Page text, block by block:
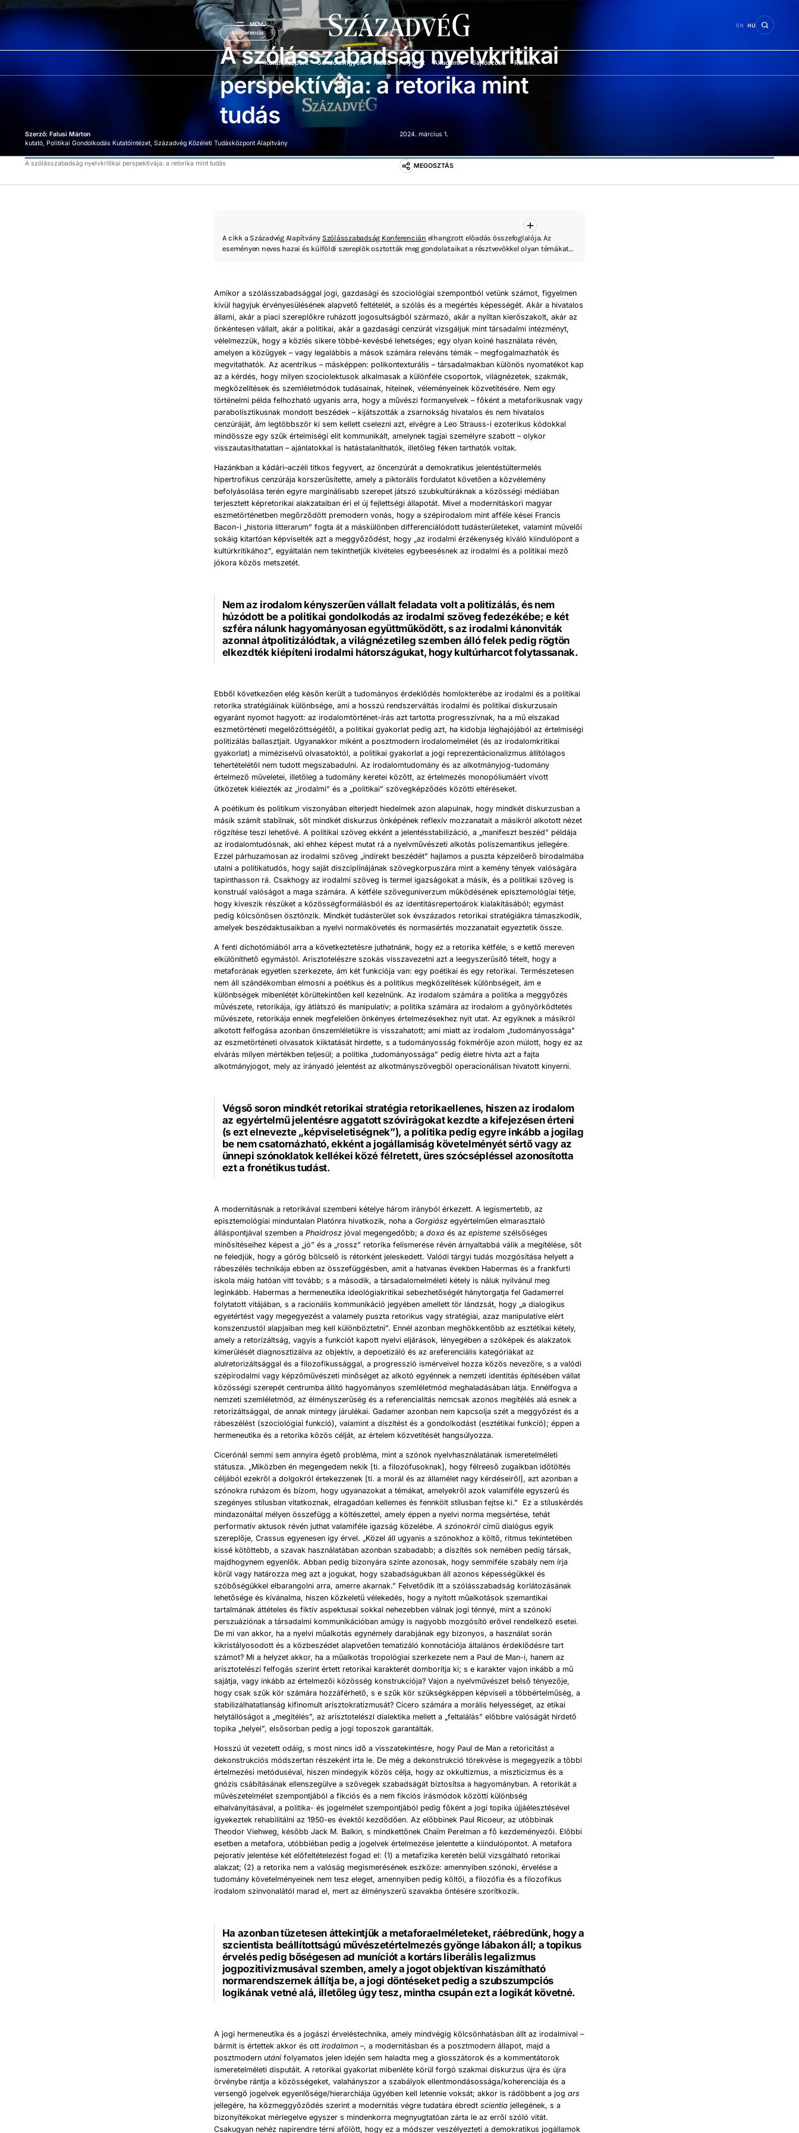
MENÜ EN HU
Kutatóközpont Gondolatfigyelő Kiadó Folyóirat Akadémia Sajtószoba Rólunk
konferencia
A szólásszabadság nyelvkritikai
perspektívája: a retorika mint
tudás
Szerző: Falusi Márton
kutató, Politikai Gondolkodás Kutatóintézet, Századvég Közéleti Tudásközpont Alapítvány
2024. március 1.
A szólásszabadság nyelvkritikai perspektívája: a retorika mint tudás MEGOSZTÁS
A cikk a Századvég Alapítvány Szólásszabadság Konferencián elhangzott előadás összefoglalója. Az
eseményen neves hazai és külföldi szereplők osztották meg gondolataikat a résztvevőkkel olyan témákat
Amikor a szólásszabadsággal jogi, gazdasági és szociológiai szempontból vetünk számot, figyelmen
kívül hagyjuk érvényesülésének alapvető feltételét, a szólás és a megértés képességét. Akár a hivatalos
állami, akár a piaci szereplőkre ruházott jogosultságból származó, akár a nyíltan kierőszakolt, akár az
önkéntesen vállalt, akár a politikai, akár a gazdasági cenzúrát vizsgáljuk mint társadalmi intézményt,
vélelmezzük, hogy a közlés sikere többé-kevésbé lehetséges; egy olyan koiné használata révén,
amelyen a közügyek – vagy legalábbis a mások számára releváns témák – megfogalmazhatók és
megvitathatók. Az acentrikus – másképpen: polikontexturális – társadalmakban különös nyomatékot kap
az a kérdés, hogy milyen szociolektusok alkalmasak a különféle csoportok, világnézetek, szakmák,
megközelítések és szemléletmódok tudásainak, hiteinek, véleményeinek közvetítésére. Nem egy
történelmi példa felhozható ugyanis arra, hogy a művészi formanyelvek – főként a metaforikusnak vagy
parabolisztikusnak mondott beszédek – kijátszották a zsarnokság hivatalos és nem hivatalos
cenzúráját, ám legtöbbször ki sem kellett cselezni azt, elvégre a Leo Strauss-i ezoterikus kódokkal
mindössze egy szűk értelmiségi elit kommunikált, amelynek tagjai személyre szabott – olykor
visszautasíthatatlan – ajánlatokkal is hatástalaníthatók, illetőleg féken tarthatók voltak.
Hazánkban a kádári–aczéli titkos fegyvert, az öncenzúrát a demokratikus jelentéstúltermelés
hipertrofikus cenzúrája korszerűsítette, amely a piktorális fordulatot követően a közvélemény
befolyásolása terén egyre marginálisabb szerepet játszó szubkultúráknak a közösségi médiában
terjesztett képretorikai alakzataiban éri el új fejlettségi állapotát. Mivel a modernitáskori magyar
eszmetörténetben megőrződött premodern vonás, hogy a szépirodalom mint afféle kései Francis
Bacon-i „historia litterarum” fogta át a máskülönben differenciálódott tudásterületeket, valamint művelői
sokáig kitartóan képviselték azt a meggyőződést, hogy „az irodalmi érzékenység kiváló kiindulópont a
kultúrkritikához”, egyáltalán nem tekinthetjük kivételes egybeesésnek az irodalmi és a politikai mező
jókora közös metszetét.
Nem az irodalom kényszerűen vállalt feladata volt a politizálás, és nem
húzódott be a politikai gondolkodás az irodalmi szöveg fedezékébe; e két
szféra nálunk hagyományosan együttműködött, s az irodalmi kánonviták
azonnal átpolitizálódtak, a világnézetileg szemben álló felek pedig rögtön
elkezdték kiépíteni irodalmi hátországukat, hogy kultúrharcot folytassanak.
Ebből következően elég későn került a tudományos érdeklődés homlokterébe az irodalmi és a politikai
retorika stratégiáinak különbsége, ami a hosszú rendszerváltás irodalmi és politikai diskurzusain
egyaránt nyomot hagyott: az irodalomtörténet-írás azt tartotta progresszívnak, ha a mű elszakad
eszmetörténeti megelőzöttségétől, a politikai gyakorlat pedig azt, ha kidobja léghajójából az értelmiségi
politizálás ballasztjait. Ugyanakkor miként a posztmodern irodalomelmélet (és az irodalomkritikai
gyakorlat) a miméziselvű olvasatoktól, a politikai gyakorlat a jogi reprezentácionalizmus állítólagos
tehertételétől nem tudott megszabadulni. Az irodalomtudomány és az alkotmányjog-tudomány
értelmező műveletei, illetőleg a tudomány keretei között, az értelmezés monopóliumáért vívott
ütközetek kiélezték az „irodalmi” és a „politikai” szövegképződés közötti eltéréseket.
A poétikum és politikum viszonyában elterjedt hiedelmek azon alapulnak, hogy mindkét diskurzusban a
másik számít stabilnak, sőt mindkét diskurzus önképének reflexív mozzanatait a másikról alkotott nézet
rögzítése teszi lehetővé. A politikai szöveg ekként a jelentésstabilizáció, a „manifeszt beszéd” példája
az irodalomtudósnak, aki ehhez képest mutat rá a nyelvművészeti alkotás poliszemantikus jellegére.
Ezzel párhuzamosan az irodalmi szöveg „indirekt beszédét” hajlamos a puszta képzelőerő birodalmába
utalni a politikatudós, hogy saját diszciplínájának szövegkorpuszára mint a kemény tények valóságára
tapinthasson rá. Csakhogy az irodalmi szöveg is termel igazságokat a másik, és a politikai szöveg is
konstruál valóságot a maga számára. A kétféle szöveguniverzum működésének episztemológiai tétje,
hogy kiveszik részüket a közösségformálásból és az identitásrepertoárok kialakításából; egymást
pedig kölcsönösen ösztönzik. Mindkét tudásterület sok évszázados retorikai stratégiákra támaszkodik,
amelyek beszédaktusaikban a nyelvi normakövetés és normasértés mozzanatait egyeztetik össze.
A fenti dichotómiából arra a következtetésre juthatnánk, hogy ez a retorika kétféle, s e kettő mereven
elkülöníthető egymástól. Arisztotelészre szokás visszavezetni azt a leegyszerűsítő tételt, hogy a
metaforának egyetlen szerkezete, ám két funkciója van: egy poétikai és egy retorikai. Természetesen
nem áll szándékomban elmosni a poétikus és a politikus megközelítések különbségeit, ám e
különbségek mibenlétét körültekintően kell kezelnünk. Az irodalom számára a politika a meggyőzés
művészete, retorikája, így átlátszó és manipulatív; a politika számára az irodalom a gyönyörködtetés
művészete, retorikája ennek megfelelően önkényes értelmezésekhez nyit utat. Az egyiknek a másikról
alkotott felfogása azonban önszemléletükre is visszahatott; ami miatt az irodalom „tudományossága”
az eszmetörténeti olvasatok kiiktatását hirdette, s a tudományosság fokmérője azon múlott, hogy ez az
elvárás milyen mértékben teljesül; a politika „tudományossága” pedig életre hívta azt a fajta
alkotmányjogot, mely az irányadó jelentést az alkotmányszövegből operacionálisan hivatott kinyerni.
Végső soron mindkét retorikai stratégia retorikaellenes, hiszen az irodalom
az egyértelmű jelentésre aggatott szóvirágokat kezdte a kifejezésen érteni
(s ezt elnevezte „képviseletiségnek”), a politika pedig egyre inkább a jogilag
be nem csatornázható, ekként a jogállamiság követelményét sértő vagy az
ünnepi szónoklatok kellékei közé félretett, üres szócsépléssel azonosította
ezt a fronétikus tudást.
A modernitásnak a retorikával szembeni kételye három irányból érkezett. A legismertebb, az
episztemológiai minduntalan Platónra hivatkozik, noha aGorgiászegyértelműen elmarasztaló
álláspontjával szemben aPhaidroszjóval megengedőbb; adoxa és azepisteme szélsőséges
minősítéseihez képest a „jó” és a „rossz” retorika felismerése révén árnyaltabbá válik a megítélése, sőt
ne feledjük, hogy a görög bölcselő is rétorként jeleskedett. Valódi tárgyi tudás mozgósítása helyett a
rábeszélés technikája ebben az összefüggésben, amit a hatvanas években Habermas és a frankfurti
iskola máig hatóan vitt tovább; s a második, a társadalomelméleti kétely is náluk nyilvánul meg
leginkább. Habermas a hermeneutika ideológiakritikai sebezhetőségét hánytorgatja fel Gadamerrel
folytatott vitájában, s a racionális kommunikáció jegyében amellett tör lándzsát, hogy „a dialogikus
egyetértést vagy megegyezést a valamely puszta retorikus vagy stratégiai, azaz manipulatíve elért
konszenzustól alapjaiban meg kell különböztetni”. Ennél azonban meghökkentőbb az esztétikai kétely,
amely a retorizáltság, vagyis a funkciót kapott nyelvi eljárások, lényegében a szóképek és alakzatok
kimerülését diagnosztizálva az objektív, a depoetizáló és az areferenciális kategóriákat az
alulretorizáltsággal és a filozofikussággal, a progresszió ismérveivel hozza közös nevezőre, s a valódi
szépirodalmi vagy képzőművészeti minőséget az alkotó egyénnek a nemzeti identitás építésében vállat
közösségi szerepét centrumba állító hagyományos szemléletmód meghaladásában látja. Ennélfogva a
nemzeti szemléletmód, az élményszerűség és a referencialitás nemcsak azonos megítélés alá esnek a
retorizáltsággal, de annak mintegy járulékai. Gadamer azonban nem kapcsolja szét a meggyőzést és a
rábeszélést (szociológiai funkció), valamint a díszítést és a gondolkodást (esztétikai funkció); éppen a
hermeneutika és a retorika közös célját, az értelem közvetítését hangsúlyozza.
Cicerónál semmi sem annyira égető probléma, mint a szónok nyelvhasználatának ismeretelméleti
státusza. „Miközben én megengedem nekik [ti. a filozófusoknak], hogy félreeső zugaikban időtöltés
céljából ezekről a dolgokról értekezzenek [ti. a morál és az államélet nagy kérdéseiről], azt azonban a
szónokra ruházom és bízom, hogy ugyanazokat a témákat, amelyekről azok valamiféle egyszerű és
szegényes stílusban vitatkoznak, elragadóan kellemes és fennkölt stílusban fejtse ki.” Ez a stíluskérdés
mindazonáltal mélyen összefügg a költészettel, amely éppen a nyelvi norma megsértése, tehát
performatív aktusok révén juthat valamiféle igazság közelébe.A szónokról című dialógus egyik
szereplője, Crassus egyenesen így érvel. „Közel áll ugyanis a szónokhoz a költő, ritmus tekintetében
kissé kötöttebb, a szavak használatában azonban szabadabb; a díszítés sok nemében pedig társak,
majdhogynem egyenlők. Abban pedig bizonyára szinte azonosak, hogy semmiféle szabály nem írja
körül vagy határozza meg azt a jogukat, hogy szabadságukban áll azonos képességükkel és
szóbőségükkel elbarangolni arra, amerre akarnak.” Felvetődik itt a szólásszabadság korlátozásának
lehetősége és kívánalma, hiszen közkeletű vélekedés, hogy a nyitott műalkotások szemantikai
tartalmának áttételes és fiktív aspektusai sokkal nehezebben válnak jogi ténnyé, mint a szónoki
perszuáziónak a társadalmi kommunikációban amúgy is nagyobb mozgósító erővel rendelkező esetei.
De mi van akkor, ha a nyelvi műalkotás egynémely darabjának egy bizonyos, a használat során
kikristályosodott és a közbeszédet alapvetően tematizáló konnotációja általános érdeklődésre tart
számot? Mi a helyzet akkor, ha a műalkotás tropológiai szerkezete nem a Paul de Man-i, hanem az
arisztotelészi felfogás szerint értett retorikai karakterét domborítja ki; s e karakter vajon inkább a mű
sajátja, vagy inkább az értelmezői közösség konstrukciója? Vajon a nyelvművészet belső tényezője,
hogy csak szűk kör számára hozzáférhető, s e szűk kör szükségképpen képviseli a többértelműség, a
stabilizálhatatlanság kifinomult arisztokratizmusát? Cicero számára a morális helyességet, az etikai
helytállóságot a „megítélés”, az arisztotelészi dialektika mellett a „feltalálás” előbbre valóságát hirdető
topika „helyei”, elsősorban pedig a jogi toposzok garantálták.
Hosszú út vezetett odáig, s most nincs idő a visszatekintésre, hogy Paul de Man a retoricitást a
dekonstrukciós módszertan részeként írta le. De még a dekonstrukció törekvése is megegyezik a többi
értelmezési metóduséval, hiszen mindegyik közös célja, hogy az okkultizmus, a miszticizmus és a
gnózis csábításának ellenszegülve a szövegek szabadságát biztosítsa a hagyományban. A retorikát a
művészetelmélet szempontjából a fikciós és a nem fikciós írásmódok közötti különbség
elhalványításával, a politika- és jogelmélet szempontjából pedig főként a jogi topika újjáélesztésével
igyekeztek rehabilitálni az 1950-es évektől kezdődően. Az előbbinek Paul Ricoeur, az utóbbinak
Theodor Viehweg, később Jack M. Balkin, s mindkettőnek Chaïm Perelman a fő kezdeményezői. Előbbi
esetben a metafora, utóbbiéban pedig a jogelvek értelmezése jelentette a kiindulópontot. A metafora
pejoratív jelentése két előfeltételezést fogad el: (1) a metafizika keretén belül vizsgálható retorikai
alakzat; (2) a retorika nem a valóság megismerésének eszköze: amennyiben szónoki, érvelése a
tudomány követelményeinek nem tesz eleget, amennyiben pedig költői, a filozófia és a filozofikus
irodalom színvonalától marad el, mert az élményszerű szavakba öntésére szorítkozik.
Ha azonban tüzetesen áttekintjük a metaforaelméleteket, ráébredünk, hogy a
szcientista beállítottságú művészetértelmezés gyönge lábakon áll; a topikus
érvelés pedig bőségesen ad muníciót a kortárs liberális legalizmus
jogpozitivizmusával szemben, amely a jogot objektívan kiszámítható
normarendszernek állítja be, a jogi döntéseket pedig a szubszumpciós
logikának vetné alá, illetőleg úgy tesz, mintha csupán ezt a logikát követné.
A jogi hermeneutika és a jogászi érveléstechnika, amely mindvégig kölcsönhatásban állt az irodalmival –
bármit is értettek akkor és ottirodalmon –, a modernitásban és a posztmodern állapot, majd a
posztmodernutánifolyamatos jelen idején sem haladta meg a glosszátorok és a kommentátorok
ismeretelméleti disputáit. A retorikai gyakorlat mibenléte körül forgó szakmai diskurzus újra és újra
örvénybe rántja a közösségeket, valahányszor a szabályok ellentmondásossága/koherenciája és a
versengő jogelvek egyenlősége/hierarchiája ügyében kell letennie voksát; akkor is rádöbbent a jogars
jellegére, ha közmeggyőződés szerint a modernitás végre tudatára ébredtscientia jellegének, s a
bizonyítékokat mérlegelve egyszer s mindenkorra megnyugtatóan zárta le az erről szóló vitát.
Csakugyan nehéz napirendre térni afölött, hogy ez a módszer veszélyezteti a demokratikus jogállamok